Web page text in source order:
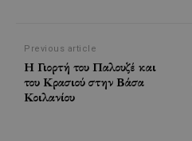
Previous article
Η Γιορτή του Παλουζέ και
του Κρασιού στην Βάσα
Κοιλανίου